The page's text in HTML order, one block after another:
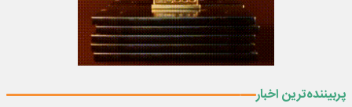
پربیننده‌ترین اخبار